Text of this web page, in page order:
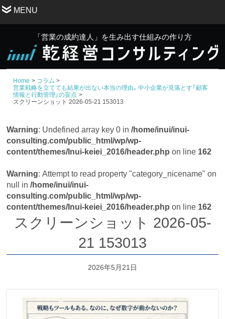
MENU
「営業の成約達人」を生み出す仕組みの作り方
Home
コラム
営業戦略を立てても結果が出ない本当の理由。中小企業が見落とす「顧客
情報と行動管理」の盲点
スクリーンショット 2026-05-21 153013
Warning : Undefined array key 0 in/home/inui/inui-
consulting.com/public_html/wp/wp-
content/themes/Inui-keiei_2016/header.php on line 162
Warning: Attempt to read property "category_nicename" on
null in/home/inui/inui-
consulting.com/public_html/wp/wp-
content/themes/Inui-keiei_2016/header.php on line 162
スクリーンショット 2026-05-
21 153013
2026年5月21日